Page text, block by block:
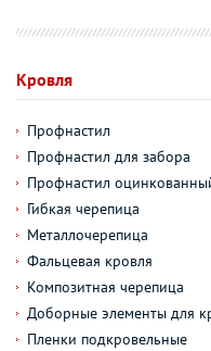
Кровля
Профнастил
Профнастил для забора
Профнастил
Гибкая черепица
Металлочерепица
Фальцевая кровля
Композитная черепица
Доборные элементы для
Пленки подкровельные